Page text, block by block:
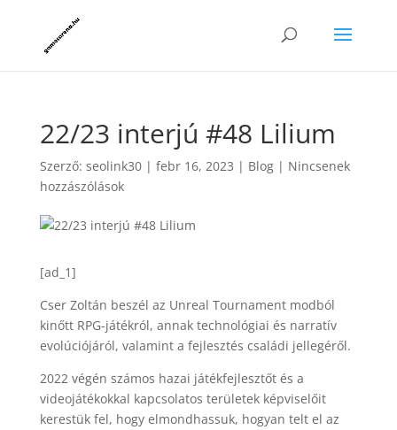
22/23 interjú #48 Lilium
Szerző: seolink30| febr 16, 2023 | Blog| Nincsenek
hozzászólások
[ad_1]
Cser Zoltán beszél az Unreal Tournament modból
kinőtt RPG-játékról, annak technológiai és narratív
evolúciójáról, valamint a fejlesztés családi jellegéről.
2022 végén számos hazai játékfejlesztőt és a
videojátékokkal kapcsolatos területek képviselőit
kerestük fel, hogy elmondhassuk, hogyan telt el az